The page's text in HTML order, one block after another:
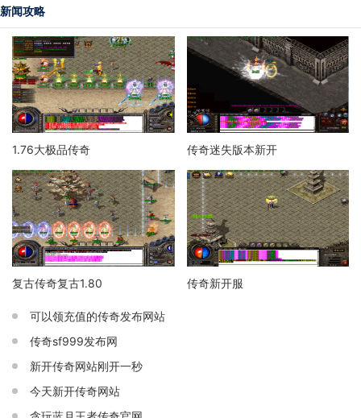
新闻攻略
1.76大极品传奇 传奇迷失版本新开
复古传奇复古1.80 传奇新开服
可以领充值的传奇发布网站
传奇sf999发布网
新开传奇网站刚开一秒
今天新开传奇网站